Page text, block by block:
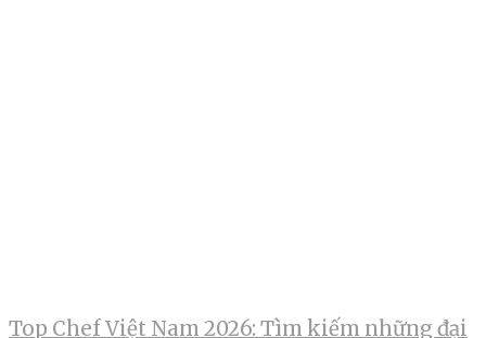
Top Chef Việt Nam 2026: Tìm kiếm những đại